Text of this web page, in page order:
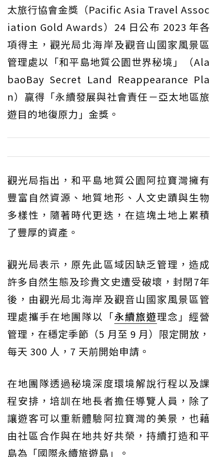
太旅行協會金獎（Pacific Asia Travel Assoc
iation Gold Awards）24 日公布 2023 年各
項得主，觀光局北海岸及觀音山國家風景區
管理處以「和平島地質公園世界秘境」（Ala
baoBay Secret Land Reappearance Pla
n）贏得「永續發展與社會責任－亞太地區旅
遊目的地復原力」金獎。
觀光局指出，和平島地質公園阿拉寶灣擁有
豐富自然資源、地質地形、人文史蹟與生物
多樣性，隨著時代更迭，在這塊土地上累積
了豐厚的資產。
觀光局表示，原先此區域因缺乏管理，造成
許多自然生態及珍貴文史遭受破壞，封閉7年
後，由觀光局北海岸及觀音山國家風景區管
理處攜手在地團隊以「永續旅遊理念」經營
管理，在穩定季節（5 月至 9 月）限定開放，
每天 300 人，7 天前開始申請。
在地團隊透過秘境深度環境解說行程以及課
程安排，培訓在地長者擔任導覽人員，除了
讓遊客可以重新體驗阿拉寶灣的美景，也藉
由社區合作與在地共好共榮，持續打造和平
島為「國際永續旅遊島」。